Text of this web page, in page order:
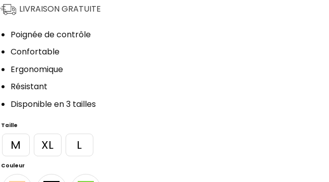
LIVRAISON GRATUITE
Poignée de contrôle
Confortable
Ergonomique
Résistant
Disponible en 3 tailles
Taille
M XL L
Couleur